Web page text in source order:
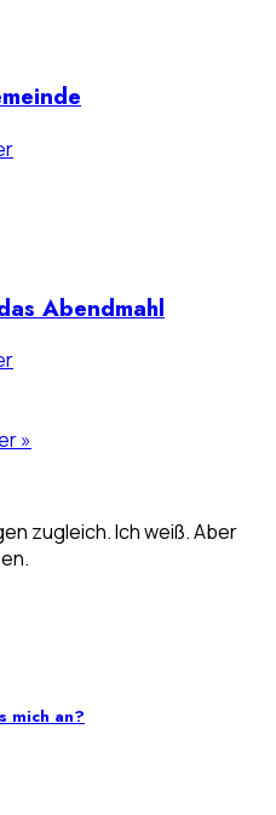
Abendmahl
»
zugleich. Ich weiß. Aber
mich an?